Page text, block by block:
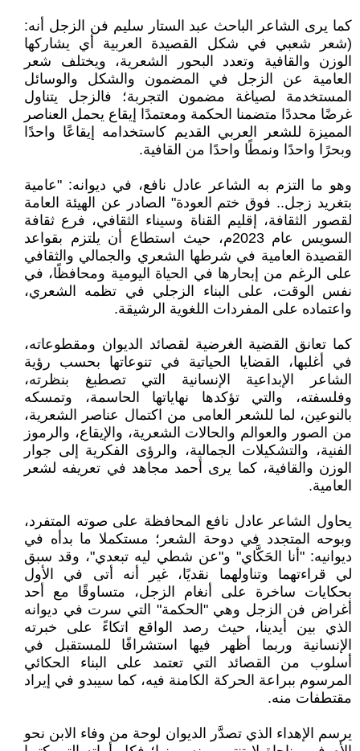
كما يرى الشاعر الباحث عبد الستار سليم فن الزجل أنه:
(شعر شعبي في شكل القصيدة العربية أي يشاركها
الوزن والقافية وتعدد البحور الشعرية، ويختلف شعر
العامية عن الزجل في المضمون والشكل والوسائل
المستخدمة لصياغة مضمون التجربة؛ فالزجل يتناول
غرضًا محددًا متضمنا الحكمة ومعتمدًا إيقاع يحمل العناصر
المميزة للشعر العربي القديم كاستخدامه إيقاعًا واحدًا
وبحرًا واحدًا ونمطًا واحدًا من القافية.
وهو ما التزم به الشاعر عادل نافع، في ديوانه: "عامية
بتغريد زجل.. فوق ختم العودة" الصادر عن الهيئة العامة
لقصور الثقافة، إقليم القناة وسيناء الثقافي، فرع ثقافة
السويس عام 2023م، حيث استطاع أن يلتزم بقواعد
القصيدة العامية في شرطها الشعري والجمالي والثقافي
على الرغم من إبحارها في الحياة اليومية ومحافظًا، في
نفس الوقت، على البناء الزجلي في تظمه الشعري،
واعتماده على المفردات اللغوية الرشيقة.
كما تعانق القضية الغرضية لقصائد الديوان ومقطوعاته،
في أغلبها، القضايا الحياتية في تنوعاتها بحسب رؤية
الشاعر الإبداعية الإنسانية التي تصطبغ بنظرته،
وفلسفته، والتي تؤكدها نهاياتها الحاسمة، وتمسكه
بالنوعين، لما للشعر العامى من اكتمال عناصر الشعرية،
من الصور والعوالم والحالات الشعرية، والإيقاع، والرموز
الفنية، والتشكيلات الجمالية، والرؤى الفكرية إلى جوار
الوزن والقافية، كما يرى أحمد مجاهد في تعريفه لشعر
العامية.
يحاول الشاعر عادل نافع المحافظة على صوته المتفرد،
وبوحه المتجدد في دوحة الشعر؛ مستكملا ما بدأه في
ديوانيه: "أنا الحَكَّاي" و"عن شطي ليه تبعدي"، وقد سبق
لي قراءتهما وتناولهما نقديًا، غير أنه أتى في الأول
بحكايات ساخرة على أنغام الزجل، متساوقًا مع أحد
أغراض فن الزجل وهي "الحكمة" التي سرت في ديوانه
الذي بين أيدينا، حيث رصد الواقع اتكاءً على خبرته
الإنسانية وربما أظهر فيها استشرافًا للمستقبل في
أسلوب من القصائد التي تعتمد على البناء الحكائي
المرسوم ببراعة الحركة الكامنة فيه، كما سيبدو في إيراد
مقتطفات منه.
يرسم الإهداء الذي تصدَّر الديوان لوحة من وفاء الابن نحو